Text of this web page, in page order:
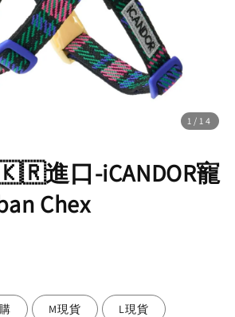
1 /14
進口-iCANDOR寵
Chex
M現貨 L現貨